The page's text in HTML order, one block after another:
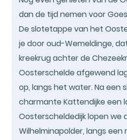
dan de tijd nemen voor Goes
De slotetappe van het
je door oud-Wemeldinge,
kreekrug achter de
Oosterschelde afgewend
op, langs het water. Na een
charmante Kattendijke een
Oosterscheldedijk lopen we
Wilhelminapolder, langs een